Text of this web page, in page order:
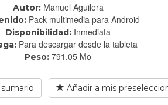
Autor: Manuel Aguilera
Pack multimedia para Android
Disponibilidad: Inmediata
Para descargar desde la tableta
Peso: 791.05 Mo
Añadir a mis